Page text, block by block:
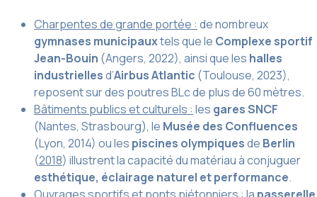
Charpentes de grande portée : de nombreux
gymnases municipauxtels que le Complexe sportif
Jean-Bouin (Angers, 2022), ainsi que les halles
industriellesd’Airbus Atlantic (Toulouse, 2023),
reposent sur des poutres BLc de plus de 60 mètres.
Bâtiments publics et culturels : les gares SNCF
(Nantes, Strasbourg), le Musée des Confluences
(Lyon, 2014) ou les piscines olympiquesde Berlin
(2018) illustrent la capacité du matériau à conjuguer
esthétique, éclairage naturel et performance.